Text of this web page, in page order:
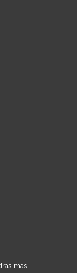
más